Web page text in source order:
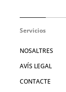
Servicios
NOSALTRES
AVÍS LEGAL
CONTACTE